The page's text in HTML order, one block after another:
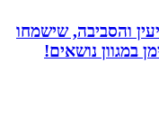
שישמחו
נושאים!